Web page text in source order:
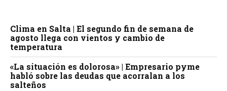
Clima en Salta | El segundo fin de semana de
agosto llega con vientos y cambio de
temperatura
«La situación es dolorosa» | Empresario pyme
habló sobre las deudas que acorralan a los
salteños